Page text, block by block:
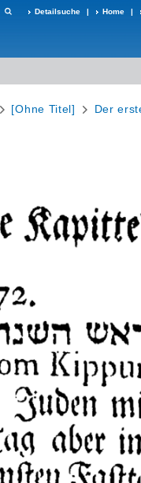
Detailsuche | Home |
[Ohne Titel]
Der